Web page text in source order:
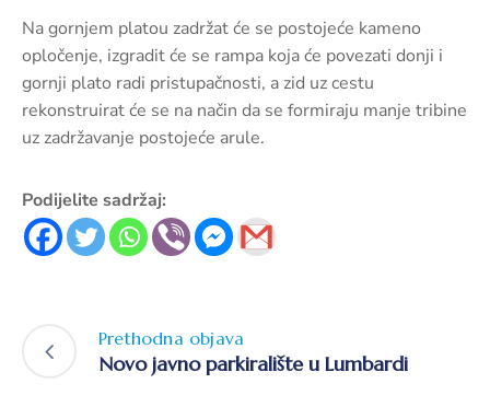
Na gornjem platou zadržat će se postojeće kameno
opločenje, izgradit će se rampa koja će povezati donji i
gornji plato radi pristupačnosti, a zid uz cestu
rekonstruirat će se na način da se formiraju manje tribine
uz zadržavanje postojeće arule.
Podijelite sadržaj:
Prethodna objava
Novo javno parkiralište u Lumbardi